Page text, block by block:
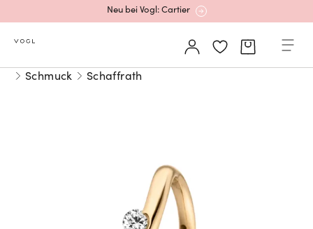
Neu bei Vogl: Cartier
Mehr erfahren: Ikonische Uhren von Cartier
Neu bei Vogl: Uhren von Grand Seiko
Schmuck Schaffrath